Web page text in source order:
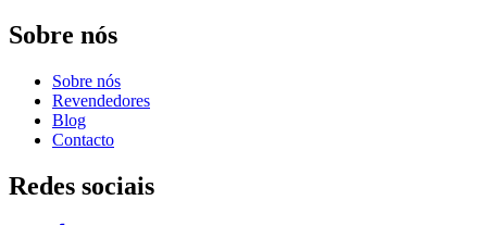
Sobre nós
Sobre nós
Revendedores
Blog
Contacto
Redes sociais